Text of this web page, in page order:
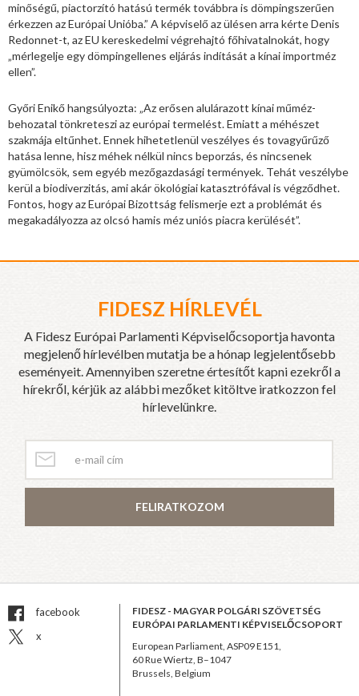
minőségű, piactorzító hatású termék továbbra is dömpingszerűen
érkezzen az Európai Unióba.” A képviselő az ülésen arra kérte Denis
Redonnet-t, az EU kereskedelmi végrehajtó főhivatalnokát, hogy
„mérlegelje egy dömpingellenes eljárás indítását a kínai importméz
ellen”.
Győri Enikő hangsúlyozta: „Az erősen alulárazott kínai műméz-
behozatal tönkreteszi az európai termelést. Emiatt a méhészet
szakmája eltűnhet. Ennek hihetetlenül veszélyes és tovagyűrűző
hatása lenne, hisz méhek nélkül nincs beporzás, és nincsenek
gyümölcsök, sem egyéb mezőgazdasági termények. Tehát veszélybe
kerül a biodiverzitás, ami akár ökológiai katasztrófával is végződhet.
Fontos, hogy az Európai Bizottság felismerje ezt a problémát és
megakadályozza az olcsó hamis méz uniós piacra kerülését”.
FIDESZ HÍRLEVÉL
A Fidesz Európai Parlamenti Képviselőcsoportja havonta
megjelenő hírlevélben mutatja be a hónap legjelentősebb
eseményeit. Amennyiben szeretne értesítőt kapni ezekről a
hírekről, kérjük az alábbi mezőket kitöltve iratkozzon fel
hírlevelünkre.
FELIRATKOZOM
facebook
x
FIDESZ - MAGYAR POLGÁRI SZÖVETSÉG
EURÓPAI PARLAMENTI KÉPVISELŐCSOPORT
European Parliament, ASP09 E151,
60 Rue Wiertz, B–1047
Brussels, Belgium